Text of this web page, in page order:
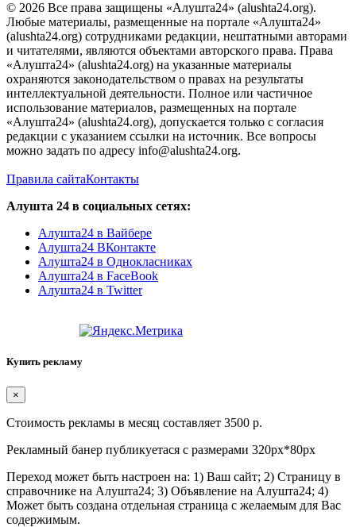
© 2026 Все права защищены «Алушта24» (alushta24.org).
Любые материалы, размещенные на портале «Алушта24»
(alushta24.org) сотрудниками редакции, нештатными авторами
и читателями, являются объектами авторского права. Права
«Алушта24» (alushta24.org) на указанные материалы
охраняются законодательством о правах на результаты
интеллектуальной деятельности. Полное или частичное
использование материалов, размещенных на портале
«Алушта24» (alushta24.org), допускается только с согласия
редакции с указанием ссылки на источник. Все вопросы
можно задать по адресу info@alushta24.org.
Правила сайтаКонтакты
Алушта 24 в социальных сетях:
Алушта24 в Вайбере
Алушта24 ВКонтакте
Алушта24 в Однокласниках
Алушта24 в FaceBook
Алушта24 в Twitter
Купить рекламу
×
Стоимость рекламы в месяц составляет 3500 р.
Рекламный банер публикуетася с размерами 320px*80px
Переход может быть настроен на: 1) Ваш сайт; 2) Страницу в
справочнике на Алушта24; 3) Объявление на Алушта24; 4)
Может быть создана отдельная страница с желаемым для Вас
содержимым.